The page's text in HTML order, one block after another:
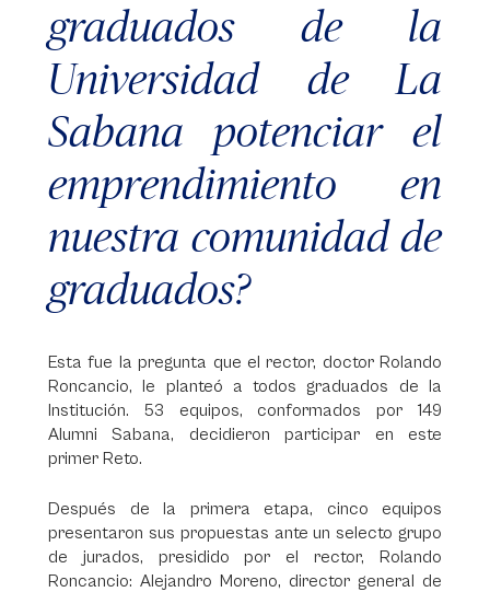
graduados de la
Universidad de La
Sabana potenciar el
emprendimiento en
nuestra comunidad de
graduados?
Esta fue la pregunta que el rector, doctor Rolando
Roncancio, le planteó a todos graduados de la
Institución. 53 equipos, conformados por 149
Alumni Sabana, decidieron participar en este
primer Reto.
Después de la primera etapa, cinco equipos
presentaron sus propuestas ante un selecto grupo
de jurados, presidido por el rector, Rolando
Roncancio: Alejandro Moreno, director general de